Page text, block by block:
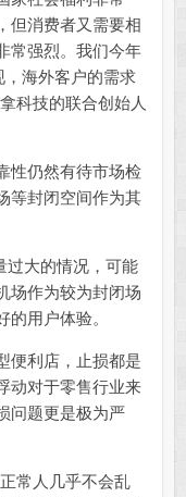
但消费者又需要相
常强烈。我们今年
海外客户的需求
科技的联合创始人
仍然有待市场检
等封闭空间作为其
大的情况，可能
场作为较为封闭场
用户体验。
利店，止损都是
动对于零售行业来
问题更是极为严
常人几乎不会乱